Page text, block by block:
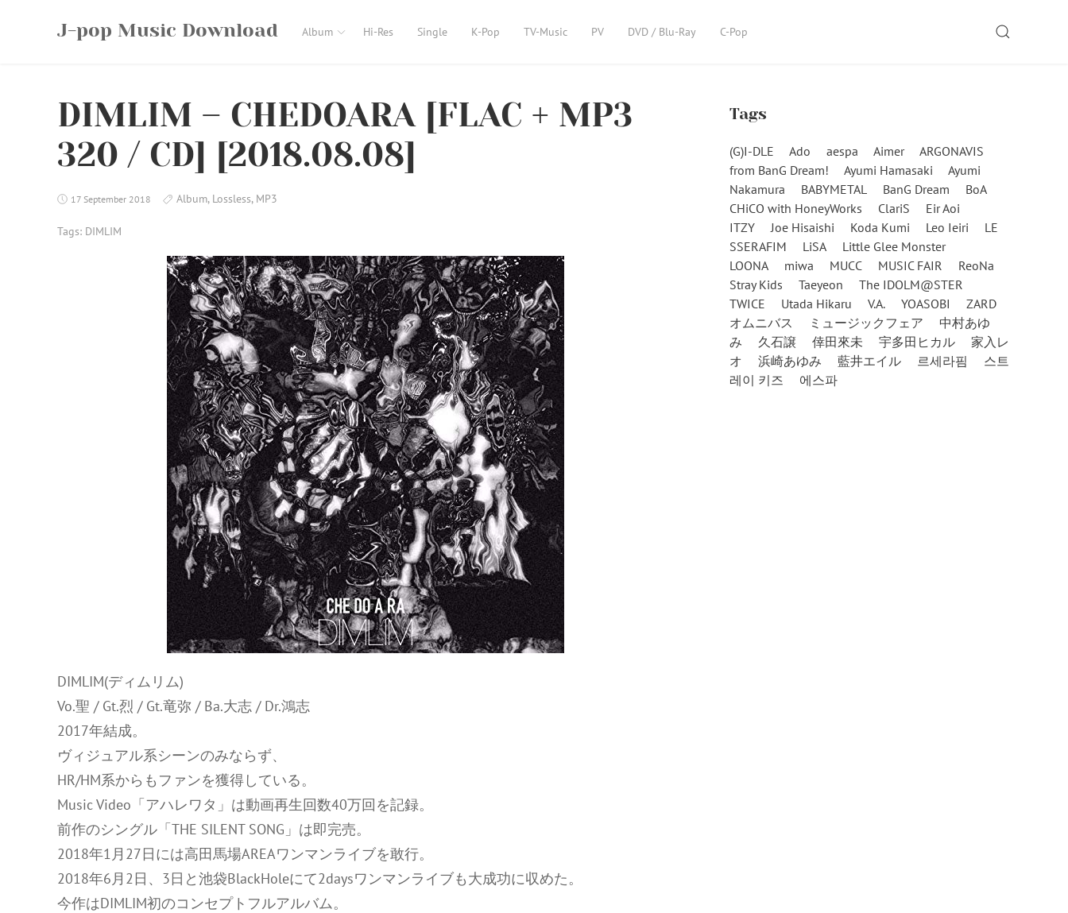
J-pop Music Download Album Hi-Res Single K-Pop TV-Music PV DVD / Blu-Ray C-Pop SEARCH
DIMLIM – CHEDOARA [FLAC + MP3
320 / CD] [2018.08.08]
17 September 2018 Album, Lossless, MP3
Tags: DIMLIM
DIMLIM(ディムリム)
Vo.聖 / Gt.烈 / Gt.竜弥 / Ba.大志 / Dr.鴻志
2017年結成。
ヴィジュアル系シーンのみならず、
HR/HM系からもファンを獲得している。
Music Video「アハレワタ」は動画再生回数40万回を記録。
前作のシングル「THE SILENT SONG」は即完売。
2018年1月27日には高田馬場AREAワンマンライブを敢行。
2018年6月2日、3日と池袋BlackHoleにて2daysワンマンライブも大成功に収めた。
今作はDIMLIM初のコンセプトフルアルバム。
Tags
(G)I-DLE Ado aespa Aimer
ARGONAVIS
from BanG Dream!
Ayumi Hamasaki
Ayumi
Nakamura
BABYMETAL BanG Dream
BoA
CHiCO with HoneyWorks
ClariS
Eir Aoi
ITZY
Joe Hisaishi Koda Kumi Leo Ieiri
LE
SSERAFIM
LiSA
Little Glee Monster
LOONA
miwa MUCC MUSIC FAIR
ReoNa
Stray Kids
Taeyeon
The IDOLM@STER
TWICE
Utada Hikaru V.A. YOASOBI
ZARD
オムニバス
ミュージックフェア
中村あゆ
み
久石譲 倖田來未 宇多田ヒカル
家入レ
オ
浜崎あゆみ 藍井エイル 르세라핌
스트
레이 키즈
에스파